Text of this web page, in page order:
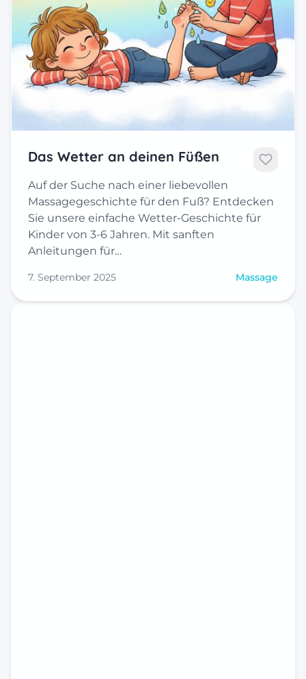
Das Wetter an deinen Füßen
Auf der Suche nach einer liebevollen
Massagegeschichte für den Fuß? Entdecken
Sie unsere einfache Wetter-Geschichte für
Kinder von 3-6 Jahren. Mit sanften
Anleitungen für…
7. September 2025 Massage